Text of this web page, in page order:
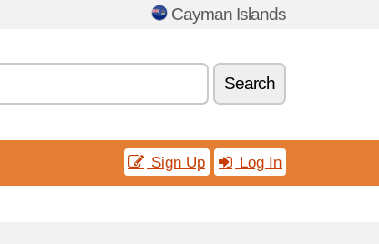
Cayman Islands
Search
Sign Up Log In